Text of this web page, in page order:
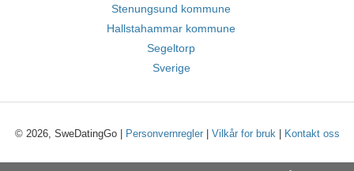
Stenungsund kommune
Hallstahammar kommune
Segeltorp
Sverige
© 2026, SweDatingGo | Personvernregler| Vilkår for bruk| Kontakt oss